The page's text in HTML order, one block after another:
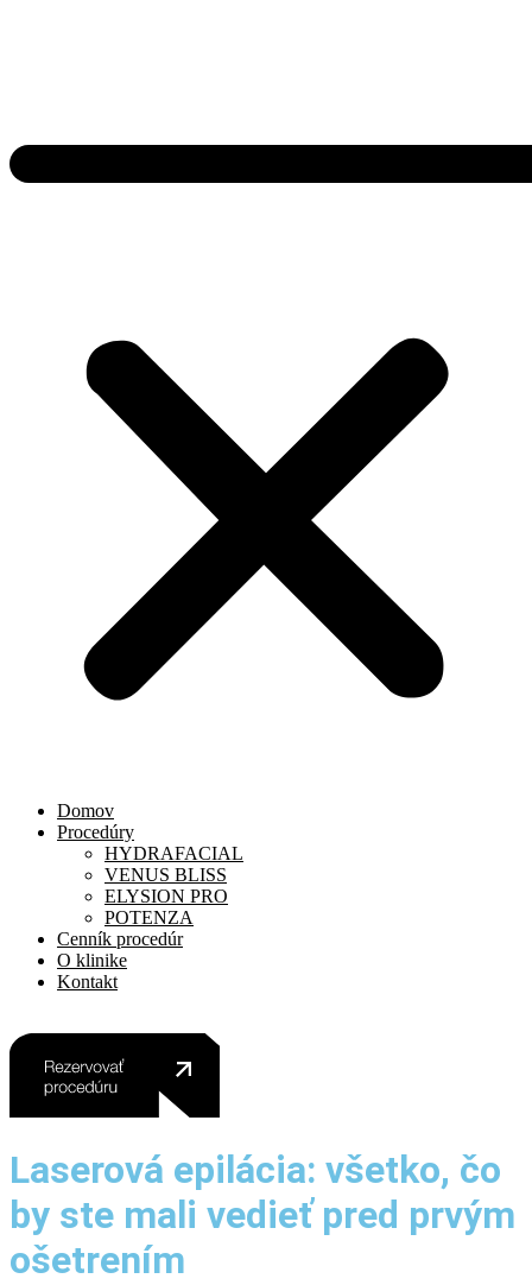
Domov
Procedúry
HYDRAFACIAL
VENUS BLISS
ELYSION PRO
POTENZA
Cenník procedúr
O klinike
Kontakt
Laserová epilácia: všetko, čo
by ste mali vedieť pred prvým
ošetrením